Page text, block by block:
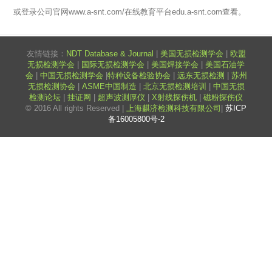
或登录公司官网www.a-snt.com/在线教育平台edu.a-snt.com查看。
友情链接： NDT Database & Journal 美国无损检测学会
欧盟
无损检测学会
国际无损检测学会 美国焊接学会
美国石油学
会
中国无损检测学会 特种设备检验协会 远东无损检测
苏州
无损检测协会
ASME中国制造 北京无损检测培训
中国无损
检测论坛
挂证网 超声波测厚仪 X射线探伤机
磁粉探伤仪
© 2016 All rights Reserved | 上海麒济检测科技有限公司
苏ICP
备16005800号-2